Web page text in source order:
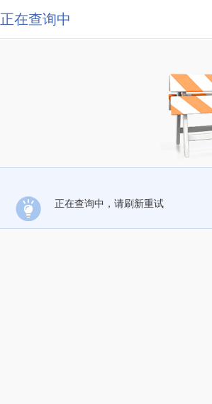
正在查询中
正在查询中，请刷新重试